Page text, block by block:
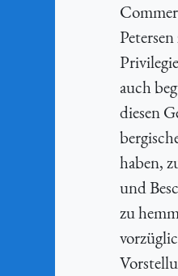
auch
diesen
haben,
und
zu